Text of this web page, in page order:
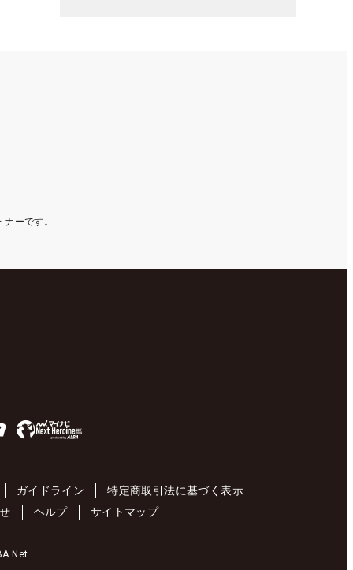
ーです。
ガイドライン
特定商取引法に基づく表示
ヘルプ サイトマップ
Net